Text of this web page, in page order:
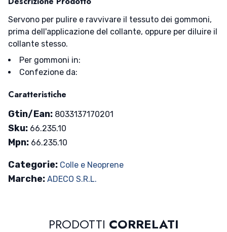
Servono per pulire e ravvivare il tessuto dei gommoni,
prima dell'applicazione del collante, oppure per diluire il
collante stesso.
Per gommoni in:
Confezione da:
Caratteristiche
Gtin/Ean: 8033137170201
Sku: 66.235.10
Mpn: 66.235.10
Categorie: Colle e Neoprene
Marche: ADECO S.R.L.
PRODOTTI CORRELATI